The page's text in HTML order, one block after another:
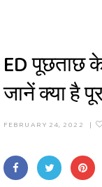
ED पूछताछ
जानें क्या है
FEBRUARY 24, 2022 |